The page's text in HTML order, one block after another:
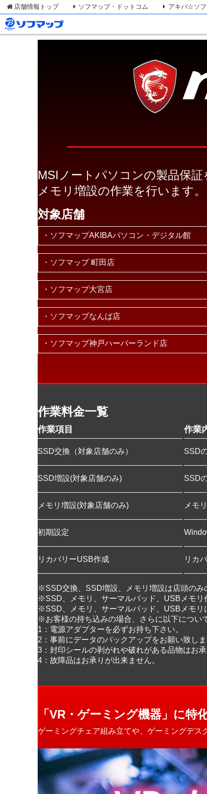
店舗情報トップ ソフマップ・ドットコム アキバ☆ソ
MSIノートパソコンの製品保証
メモリ増設の作業を行います。
対象店舗
・ソフマップAKIBAパソコン・デジタル館
・ソフマップ 町田店
・ソフマップ大宮店
・ソフマップなんば店
・ソフマップ神戸ハーバーランド店
作業料金一覧
作業項目 作業
SSD交換（対象店舗のみ） SSD
SSD増設(対象店舗のみ) SSD
メモリ増設(対象店舗のみ) メモ
初期設定
リカバリーUSB作成 リカ
※SSD交換、SSD増設、メモリ増設は店頭のみ
※SSD、メモリ、サーマルパッド、USBメモリ
※SSD、メモリ、サーマルパッド、USBメモリ
※お客様の持ち込みの場合、さらに以下につい
1：電源アダプターを必ずお持ち下さい。
2：事前にデータのバックアップをお願い致しま
3：封印シールの剥がれや破れがある品物はお承
4：故障品はお承りが出来ません。
「VR・ゲーミング機器」に特
ゲーミングチェア組み立てや、ゲーミングデス